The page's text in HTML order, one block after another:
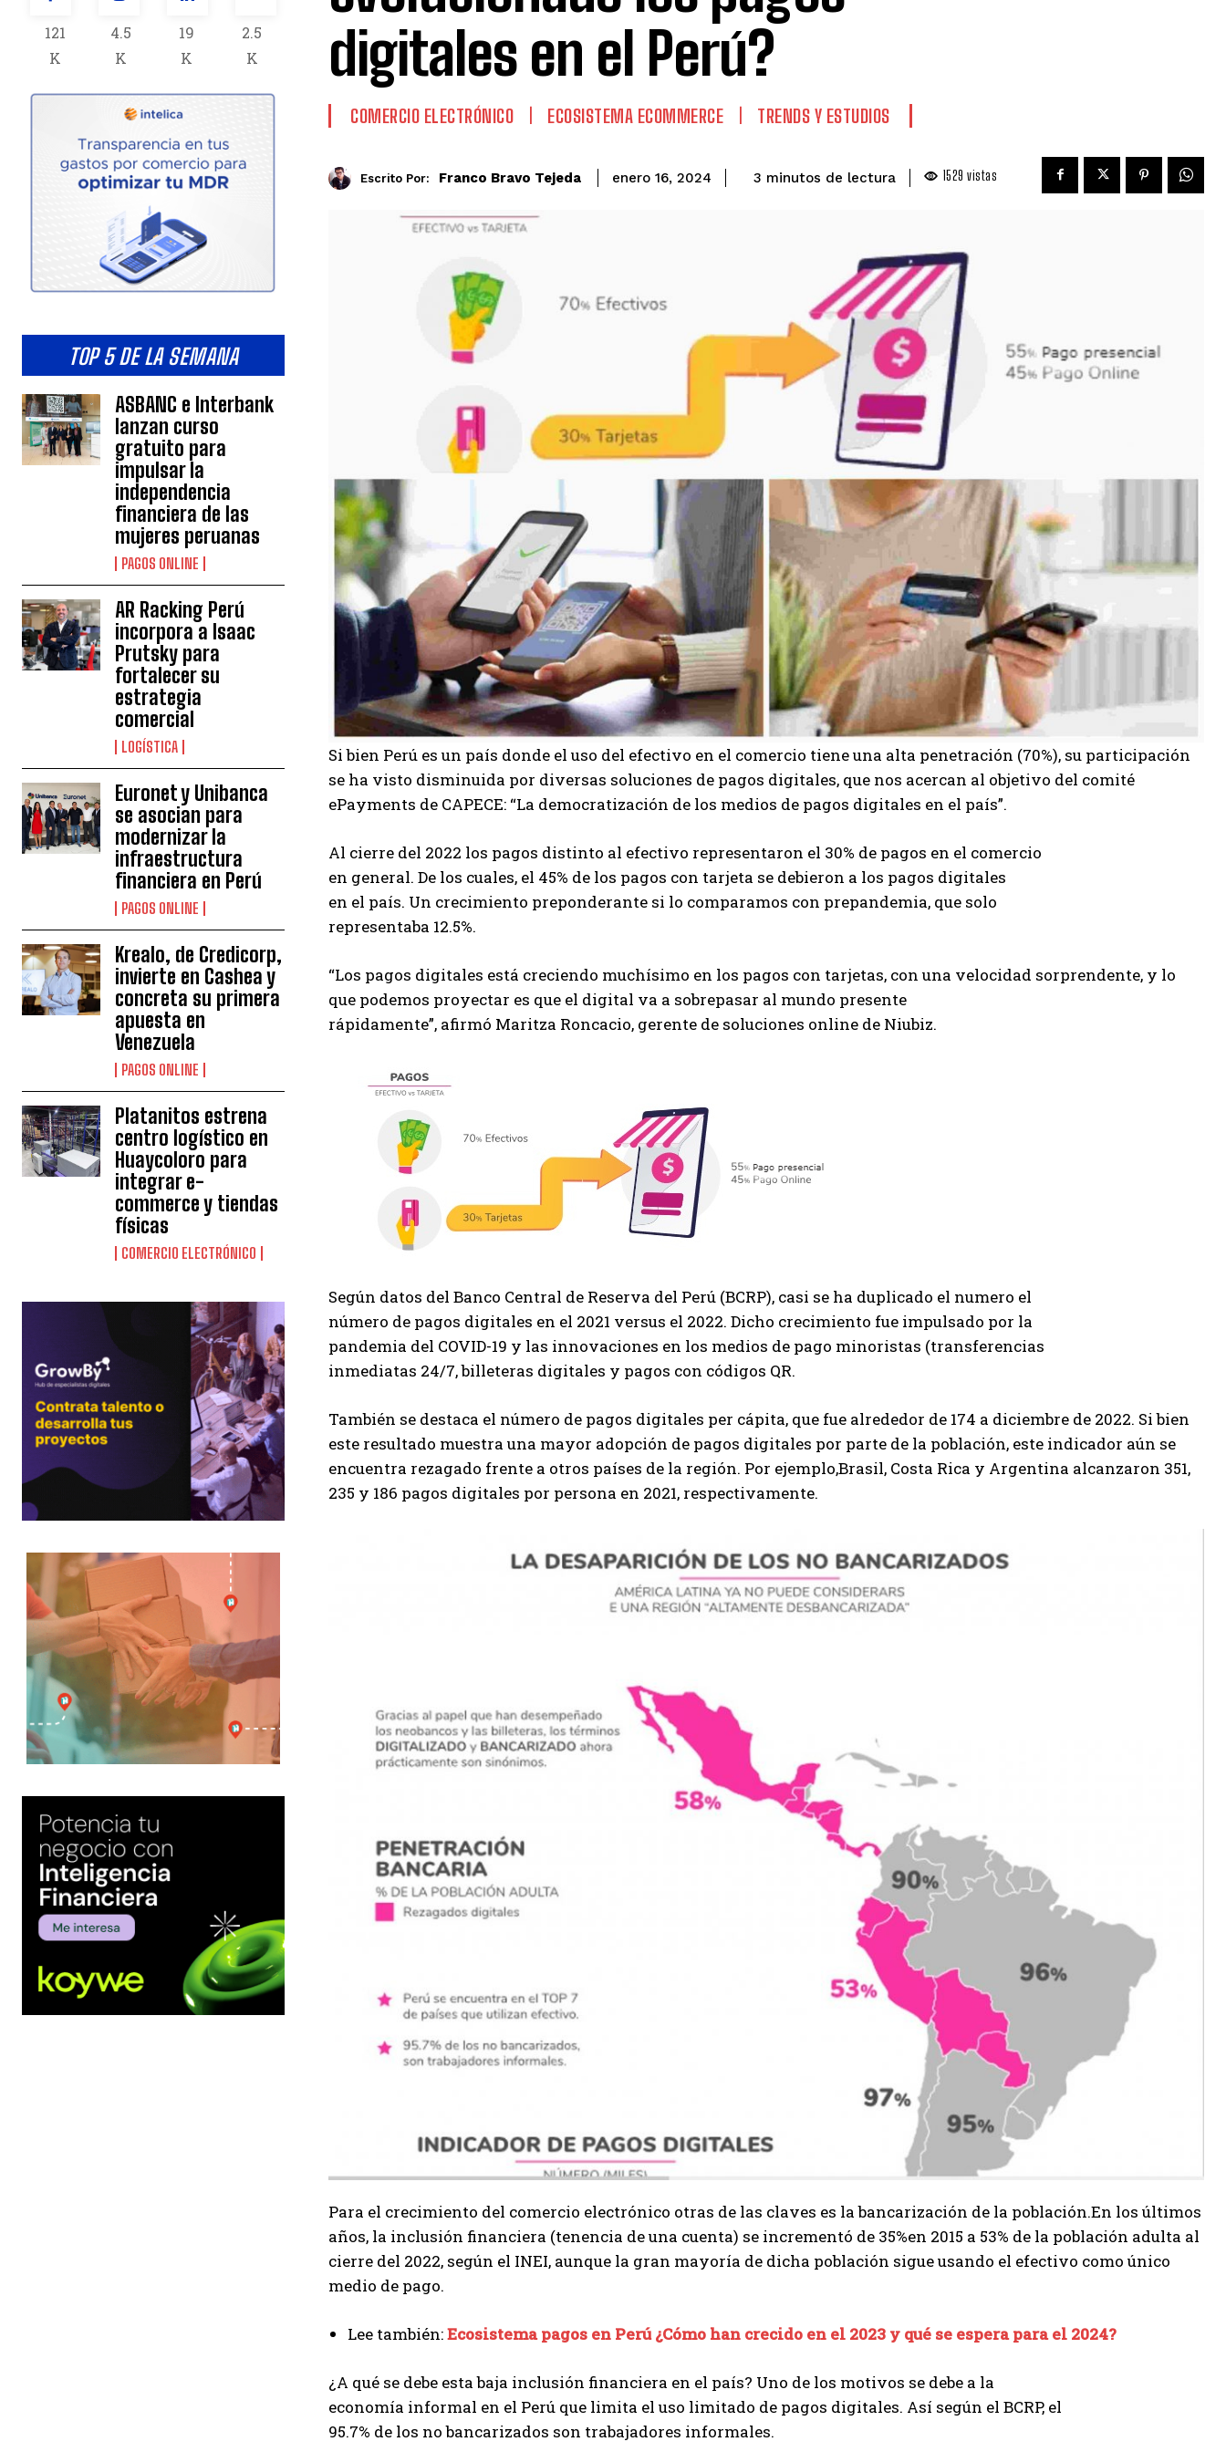
121
K
4.5
K
19
K
2.5
K
TOP 5 DE LA SEMANA
ASBANC e Interbank
lanzan curso
gratuito para
impulsar la
independencia
financiera de las
mujeres peruanas
PAGOS ONLINE
AR Racking Perú
incorpora a Isaac
Prutsky para
fortalecer su
estrategia
comercial
LOGÍSTICA
Euronet y Unibanca
se asocian para
modernizar la
infraestructura
financiera en Perú
PAGOS ONLINE
Krealo, de Credicorp,
invierte en Cashea y
concreta su primera
apuesta en
Venezuela
PAGOS ONLINE
Platanitos estrena
centro logístico en
Huaycoloro para
integrar e-
commerce y tiendas
físicas
COMERCIO ELECTRÓNICO
digitales en el Perú?
COMERCIO ELECTRÓNICO ECOSISTEMA ECOMMERCE TRENDS Y ESTUDIOS
Escrito Por: Franco Bravo Tejeda enero 16, 2024 3 minutos de lectura 1529 vistas
Si bien Perú es un país donde el uso del efectivo en el comercio tiene una alta penetración (70%), su participación
se ha visto disminuida por diversas soluciones de pagos digitales, que nos acercan al objetivo del comité
ePayments de CAPECE: “La democratización de los medios de pagos digitales en el país”.
Al cierre del 2022 los pagos distinto al efectivo representaron el 30% de pagos en el comercio
en general. De los cuales, el 45% de los pagos con tarjeta se debieron a los pagos digitales
en el país. Un crecimiento preponderante si lo comparamos con prepandemia, que solo
representaba 12.5%.
“Los pagos digitales está creciendo muchísimo en los pagos con tarjetas, con una velocidad sorprendente, y lo
que podemos proyectar es que el digital va a sobrepasar al mundo presente
rápidamente”, afirmó Maritza Roncacio, gerente de soluciones online de Niubiz.
Según datos del Banco Central de Reserva del Perú (BCRP), casi se ha duplicado el numero el
número de pagos digitales en el 2021 versus el 2022. Dicho crecimiento fue impulsado por la
pandemia del COVID-19 y las innovaciones en los medios de pago minoristas (transferencias
inmediatas 24/7, billeteras digitales y pagos con códigos QR.
También se destaca el número de pagos digitales per cápita, que fue alrededor de 174 a diciembre de 2022. Si bien
este resultado muestra una mayor adopción de pagos digitales por parte de la población, este indicador aún se
encuentra rezagado frente a otros países de la región. Por ejemplo,Brasil, Costa Rica y Argentina alcanzaron 351,
235 y 186 pagos digitales por persona en 2021, respectivamente.
Para el crecimiento del comercio electrónico otras de las claves es la bancarización de la población.En los últimos
años, la inclusión financiera (tenencia de una cuenta) se incrementó de 35%en 2015 a 53% de la población adulta al
cierre del 2022, según el INEI, aunque la gran mayoría de dicha población sigue usando el efectivo como único
medio de pago.
Lee también:Ecosistema pagos en Perú ¿Cómo han crecido en el 2023 y qué se espera para el 2024?
¿A qué se debe esta baja inclusión financiera en el país? Uno de los motivos se debe a la
economía informal en el Perú que limita el uso limitado de pagos digitales. Así según el BCRP, el
95.7% de los no bancarizados son trabajadores informales.